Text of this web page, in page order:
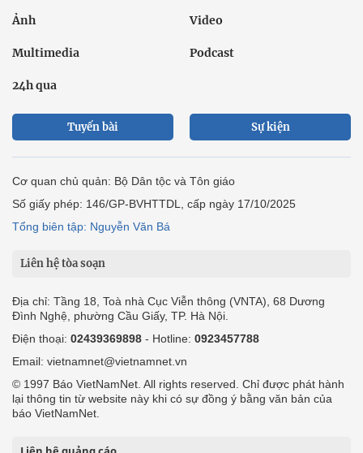
Ảnh Video
Multimedia Podcast
24h qua
Tuyến bài Sự kiện
Cơ quan chủ quản: Bộ Dân tộc và Tôn giáo
Số giấy phép: 146/GP-BVHTTDL, cấp ngày 17/10/2025
Tổng biên tập: Nguyễn Văn Bá
Liên hệ tòa soạn
Địa chỉ: Tầng 18, Toà nhà Cục Viễn thông (VNTA), 68 Dương
Đình Nghệ, phường Cầu Giấy, TP. Hà Nội.
Điện thoại: 02439369898 - Hotline: 0923457788
Email: vietnamnet@vietnamnet.vn
© 1997 Báo VietNamNet. All rights reserved. Chỉ được phát hành
lại thông tin từ website này khi có sự đồng ý bằng văn bản của
báo VietNamNet.